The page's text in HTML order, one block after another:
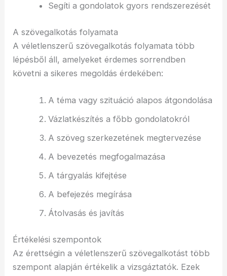
Segíti a gondolatok gyors rendszerezését
A szövegalkotás folyamata
A véletlenszerű szövegalkotás folyamata több
lépésből áll, amelyeket érdemes sorrendben
követni a sikeres megoldás érdekében:
A téma vagy szituáció alapos átgondolása
Vázlatkészítés a főbb gondolatokról
A szöveg szerkezetének megtervezése
A bevezetés megfogalmazása
A tárgyalás kifejtése
A befejezés megírása
Átolvasás és javítás
Értékelési szempontok
Az érettségin a véletlenszerű szövegalkotást több
szempont alapján értékelik a vizsgáztatók. Ezek